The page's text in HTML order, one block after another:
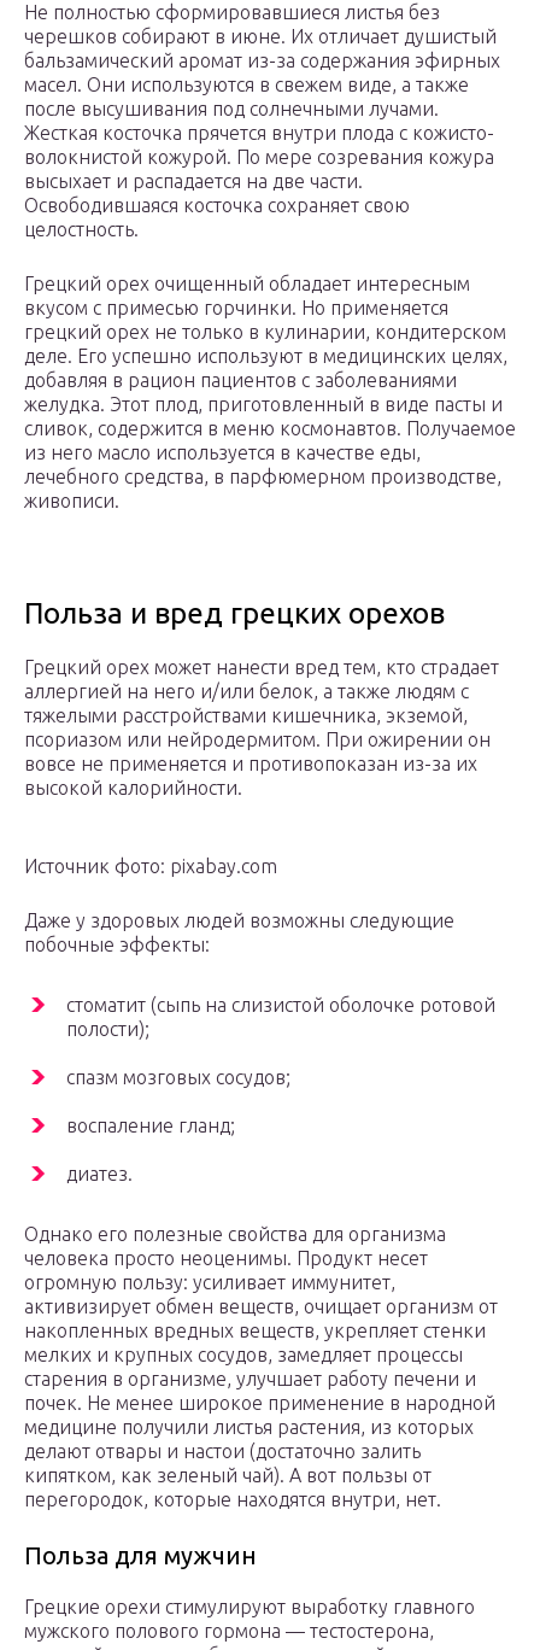
Не полностью сформировавшиеся листья без
черешков собирают в июне. Их отличает душистый
бальзамический аромат из-за содержания эфирных
масел. Они используются в свежем виде, а также
после высушивания под солнечными лучами.
Жесткая косточка прячется внутри плода с кожисто-
волокнистой кожурой. По мере созревания кожура
высыхает и распадается на две части.
Освободившаяся косточка сохраняет свою
целостность.
Грецкий орех очищенный обладает интересным
вкусом с примесью горчинки. Но применяется
грецкий орех не только в кулинарии, кондитерском
деле. Его успешно используют в медицинских целях,
добавляя в рацион пациентов с заболеваниями
желудка. Этот плод, приготовленный в виде пасты и
сливок, содержится в меню космонавтов. Получаемое
из него масло используется в качестве еды,
лечебного средства, в парфюмерном производстве,
живописи.
Польза и вред грецких орехов
Грецкий орех может нанести вред тем, кто страдает
аллергией на него и/или белок, а также людям с
тяжелыми расстройствами кишечника, экземой,
псориазом или нейродермитом. При ожирении он
вовсе не применяется и противопоказан из-за их
высокой калорийности.
Источник фото: pixabay.com
Даже у здоровых людей возможны следующие
побочные эффекты:
стоматит (сыпь на слизистой оболочке ротовой
полости);
спазм мозговых сосудов;
воспаление гланд;
диатез.
Однако его полезные свойства для организма
человека просто неоценимы. Продукт несет
огромную пользу: усиливает иммунитет,
активизирует обмен веществ, очищает организм от
накопленных вредных веществ, укрепляет стенки
мелких и крупных сосудов, замедляет процессы
старения в организме, улучшает работу печени и
почек. Не менее широкое применение в народной
медицине получили листья растения, из которых
делают отвары и настои (достаточно залить
кипятком, как зеленый чай). А вот пользы от
перегородок, которые находятся внутри, нет.
Польза для мужчин
Грецкие орехи стимулируют выработку главного
мужского полового гормона — тестостерона,